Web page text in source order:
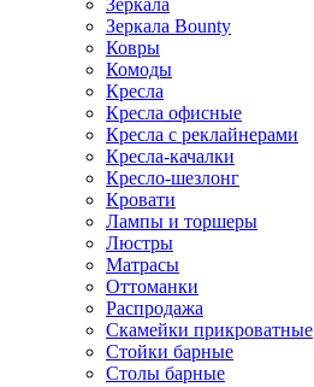
Зеркала
Зеркала Bounty
Ковры
Комоды
Кресла
Кресла офисные
Кресла с реклайнерами
Кресла-качалки
Кресло-шезлонг
Кровати
Лампы и торшеры
Люстры
Матрасы
Оттоманки
Распродажа
Скамейки прикроватные
Стойки барные
Столы барные